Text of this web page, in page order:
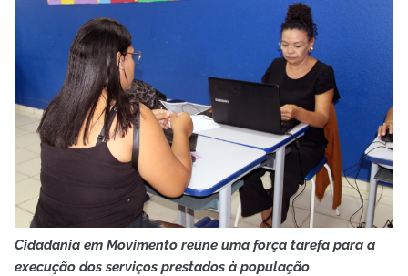
Cidadania em Movimento reúne uma força tarefa para a
execução dos serviços prestados à população